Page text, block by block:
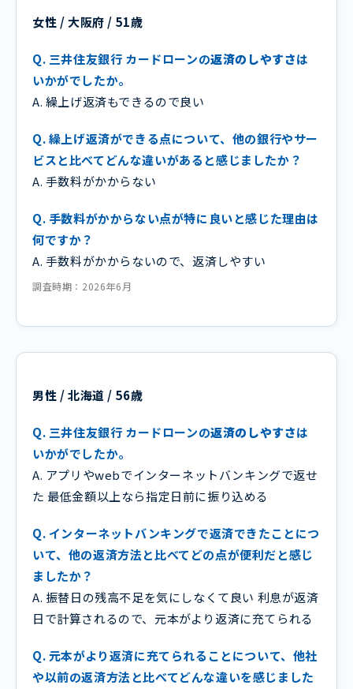
女性 / 大阪府 / 51歳
Q. 三井住友銀行 カードローンの返済のしやすさは
いかがでしたか。
A. 繰上げ返済もできるので良い
Q. 繰上げ返済ができる点について、他の銀行やサー
ビスと比べてどんな違いがあると感じましたか？
A. 手数料がかからない
Q. 手数料がかからない点が特に良いと感じた理由は
何ですか？
A. 手数料がかからないので、返済しやすい
調査時期：2026年6月
男性 / 北海道 / 56歳
Q. 三井住友銀行 カードローンの返済のしやすさは
いかがでしたか。
A. アプリやwebでインターネットバンキングで返せ
た 最低金額以上なら指定日前に振り込める
Q. インターネットバンキングで返済できたことにつ
いて、他の返済方法と比べてどの点が便利だと感じ
ましたか？
A. 振替日の残高不足を気にしなくて良い 利息が返済
日で計算されるので、元本がより返済に充てられる
Q. 元本がより返済に充てられることについて、他社
や以前の返済方法と比べてどんな違いを感じました